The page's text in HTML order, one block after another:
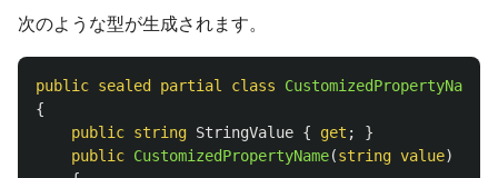
次のような型が生成されます。
public sealed partial class CustomizedPropertyName
{
public string StringValue { get ;
}
public CustomizedPropertyName(string value)